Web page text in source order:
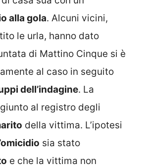
alla gola. Alcuni vicini,
le urla, hanno dato
di Mattino Cinque si è
al caso in seguito
dell’indagine. La
al registro degli
della vittima. L’ipotesi
sia stato
e che la vittima non